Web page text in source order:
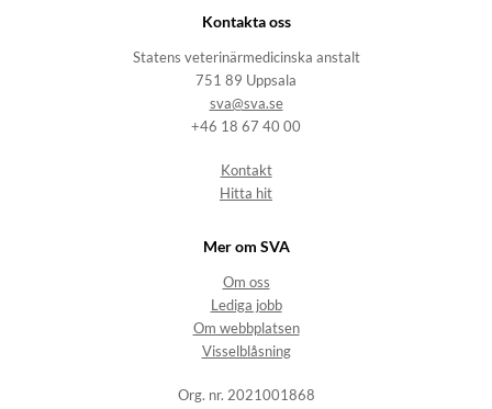
Kontakta oss
Statens veterinärmedicinska anstalt
751 89 Uppsala
sva@sva.se
+46 18 67 40 00
Kontakt
Hitta hit
Mer om SVA
Om oss
Lediga jobb
Om webbplatsen
Visselblåsning
Org. nr. 2021001868